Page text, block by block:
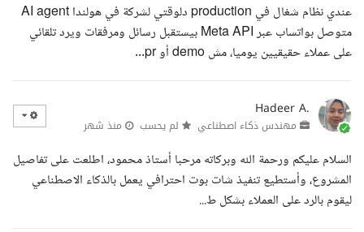
عندي نظام شغال في production دلوقتي لشركة في هولندا AI agent
متوصل بواتساب عبر Meta API بيستقبل رسائل ومرفقات ويرد تلقائي
على عملاء حقيقيين يوميا، مش demo أو pr...
Hadeer A.
مهندس ذكاء اصطناعي لم يحسب منذ شهر
السلام عليكم ورحمة الله وبركاته مرحبا أستاذ محمود، اطلعت على تفاصيل
المشروع، وأستطيع تنفيذ شات بوت احترافي يعمل بالذكاء الاصطناعي
ليقوم بالرد على العملاء بشكل ط...